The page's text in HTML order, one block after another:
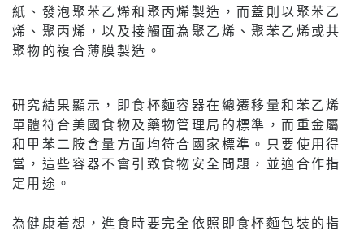
紙、發泡聚苯乙烯和聚丙烯製造，而蓋則以聚苯乙
烯、聚丙烯，以及接觸面為聚乙烯、聚苯乙烯或共
聚物的複合薄膜製造。
研究結果顯示，即食杯麵容器在總遷移量和苯乙烯
單體符合美國食物及藥物管理局的標準，而重金屬
和甲苯二胺含量方面均符合國家標準。只要使用得
當，這些容器不會引致食物安全問題，並適合作指
定用途。
為健康着想，進食時要完全依照即食杯麵包裝的指